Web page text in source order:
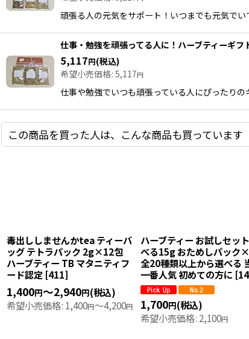
頑張る人の元気をサポート！いつまでも元気
仕事・勉強を頑張ってる人に！ハーブティーギフ
5,117円(税込)
希望小売価格: 5,117円
仕事や勉強でいつも頑張っている人にぴった
この商品を買った人は、こんな商品も買っています
毒出ししませんかtea ティーバ
ッグ テトラパック 2g×12包
ハーブティー TB マタニティフ
ード認定 [411]
1,400円～2,940円(税込)
希望小売価格: 1,400円～4,200円
ハーブティー お試しセッ
べる15g おためしパック
全20種類以上から選べる
一番人気 初めての方に [
1,700円(税込)
希望小売価格: 2,100円